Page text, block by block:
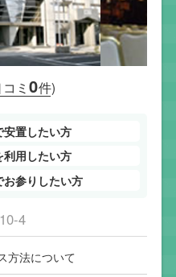
コミ0件)
安置したい方
利用したい方
お参りしたい方
4
方法について